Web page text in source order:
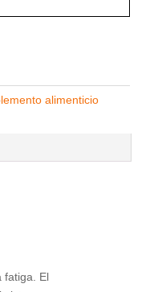
alimenticio
fatiga. El